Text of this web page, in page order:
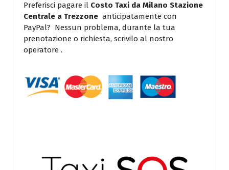
Preferisci pagare il Costo Taxi da Milano Stazione
Centrale a Trezzone anticipatamente con
PayPal? Nessun problema, durante la tua
prenotazione o richiesta, scrivilo al nostro
operatore .